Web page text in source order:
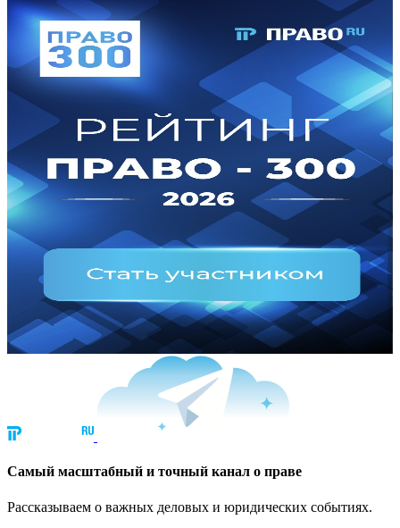
Cамый масштабный и точный канал о праве
Рассказываем о важных деловых и юридических событиях.